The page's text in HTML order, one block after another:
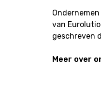
van
geschreven
Meer over